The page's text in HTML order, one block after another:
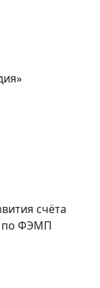
счёта
по ФЭМП